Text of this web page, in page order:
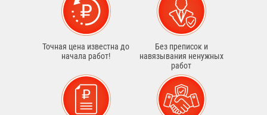
Точная цена известна до
начала работ!
Без преписок и
навязывания ненужных
работ